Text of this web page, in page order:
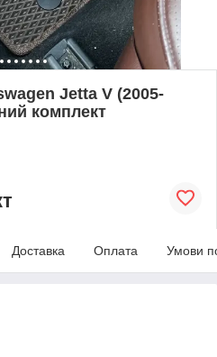
Jetta V (2005-
комплект
Доставка Оплата Умови